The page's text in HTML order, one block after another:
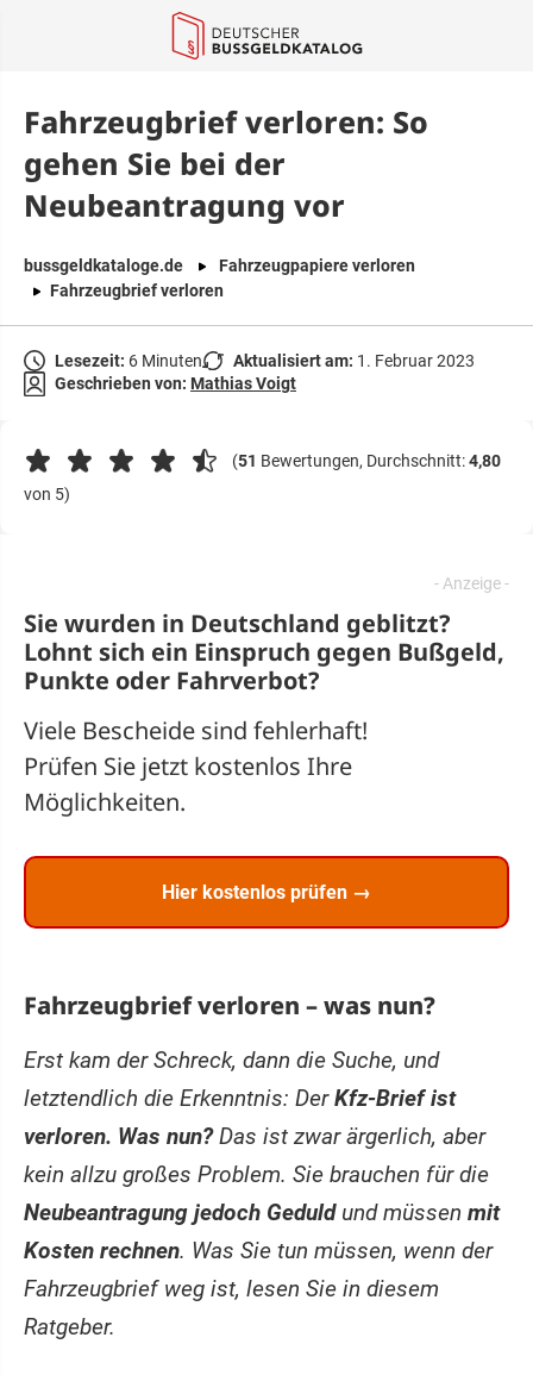
Fahrzeugbrief verloren: So
gehen Sie bei der
Neubeantragung vor
bussgeldkataloge.de
Fahrzeugpapiere verloren
Fahrzeugbrief verloren
Lesezeit: 6 Minuten Aktualisiert am: 1. Februar 2023
Geschrieben von: Mathias Voigt
(51 Bewertungen, Durchschnitt:4,80
von 5)
Sie wurden in Deutschland geblitzt?
Lohnt sich ein Einspruch gegen Bußgeld,
Punkte oder Fahrverbot?
Viele Bescheide sind fehlerhaft!
Prüfen Sie jetzt kostenlos Ihre
Möglichkeiten.
Hier kostenlos prüfen →
Fahrzeugbrief verloren – was nun?
Erst kam der Schreck, dann die Suche, und
letztendlich die Erkenntnis: DerKfz-Brief ist
verloren. Was nun?Das ist zwar ärgerlich, aber
kein allzu großes Problem. Sie brauchen für die
Neubeantragung jedoch Geduldund müssen mit
Kosten rechnen. Was Sie tun müssen, wenn der
Fahrzeugbrief weg ist, lesen Sie in diesem
Ratgeber.